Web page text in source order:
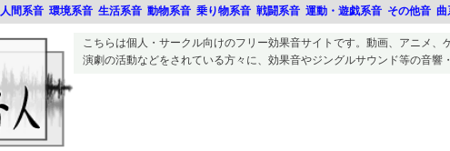
こちらは個人・サークル向けのフリー効果音サイトです。 動画、アニメ、
演劇の活動などをされている方々に、 効果音やジングルサウンド等の音響
人間系音 環境系音 生活系音 動物系音 乗り物系音 戦闘系音 運動・遊戯系音 その他音 曲